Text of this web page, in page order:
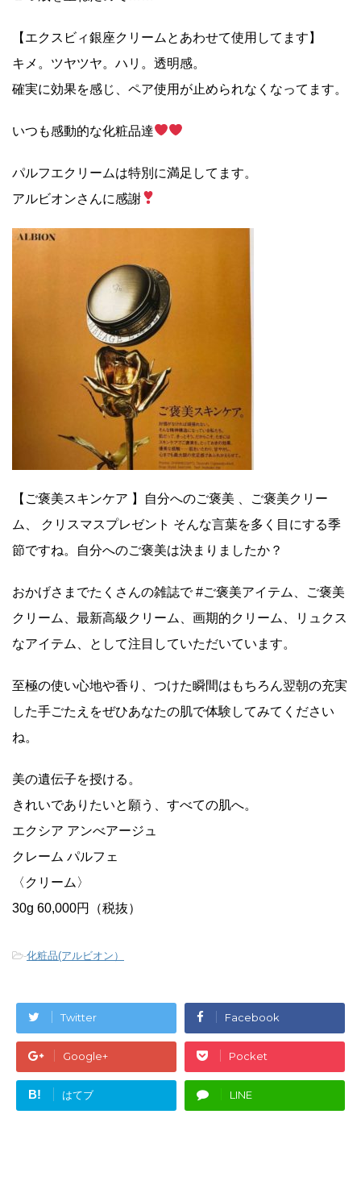
【エクスビィ銀座クリームとあわせて使用してます】
キメ。ツヤツヤ。ハリ。透明感。
確実に効果を感じ、ペア使用が止められなくなってます。
いつも感動的な化粧品達
パルフエクリームは特別に満足してます。
アルビオンさんに感謝
【ご褒美スキンケア 】自分へのご褒美 、ご褒美クリー
ム、 クリスマスプレゼント そんな言葉を多く目にする季
節ですね。自分へのご褒美は決まりましたか？
おかげさまでたくさんの雑誌で #ご褒美アイテム、ご褒美
クリーム、最新高級クリーム、画期的クリーム、リュクス
なアイテム、として注目していただいています。
至極の使い心地や香り、つけた瞬間はもちろん翌朝の充実
した手ごたえをぜひあなたの肌で体験してみてください
ね。
美の遺伝子を授ける。
きれいでありたいと願う、すべての肌へ。
エクシア アンべアージュ
クレーム パルフェ
〈クリーム〉
30g 60,000円（税抜）
-化粧品(アルビオン）
Twitter Facebook
Google+ Pocket
B! はてブ LINE